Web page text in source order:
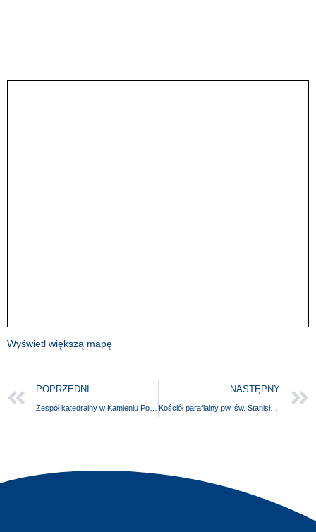
Wyświetl większą mapę
POPRZEDNI NASTĘPNY
Kościół parafialny pw. św. Stanisława Kostki